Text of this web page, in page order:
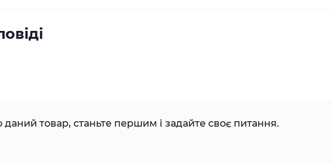
товар, станьте першим і задайте своє питання.